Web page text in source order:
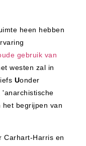
heen hebben
gebruik van
westen zal in
Uonder
begrijpen van
Carhart-Harris en